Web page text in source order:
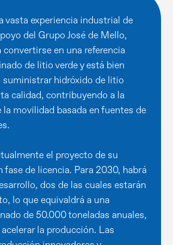
vasta experiencia industrial de
del Grupo José de Mello,
en una referencia
de litio verde y está bien
suministrar hidróxido de litio
calidad, contribuyendo a la
movilidad basada en fuentes de
el proyecto de su
fase de licencia. Para 2030, habrá
dos de las cuales estarán
lo que equivaldrá a una
de 50.000 toneladas anuales,
la producción. Las